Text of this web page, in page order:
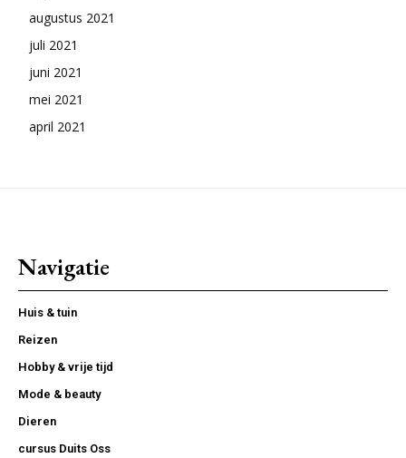
augustus 2021
juli 2021
juni 2021
mei 2021
april 2021
Navigatie
Huis & tuin
Reizen
Hobby & vrije tijd
Mode & beauty
Dieren
cursus Duits Oss